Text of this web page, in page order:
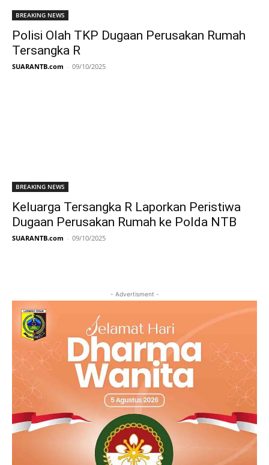
BREAKING NEWS
Polisi Olah TKP Dugaan Perusakan Rumah
Tersangka R
SUARANTB.com - 09/10/2025
BREAKING NEWS
Keluarga Tersangka R Laporkan Peristiwa
Dugaan Perusakan Rumah ke Polda NTB
SUARANTB.com - 09/10/2025
- Advertisment -